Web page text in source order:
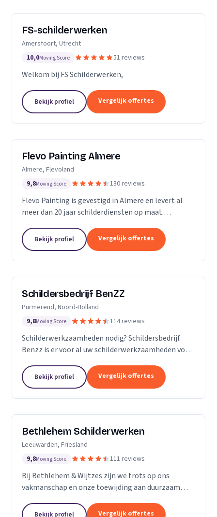
FS-schilderwerken
Amersfoort, Utrecht
10,0Moving Score 51 reviews
Welkom bij FS Schilderwerken,
Bekijk profiel Vergelijk offertes
Flevo Painting Almere
Almere, Flevoland
9,8Moving Score 130 reviews
Flevo Painting is gevestigd in Almere en levert al
meer dan 20 jaar schilderdiensten op maat.
provincie Flevoland, het Gooi, Amsterdam en
omstreken...
Bekijk profiel Vergelijk offertes
Schildersbedrijf BenZZ
Purmerend, Noord-Holland
9,8Moving Score 114 reviews
Schilderwerkzaamheden nodig? Schildersbedrijf
Benzz is er voor al uw schilderwerkzaamheden voor
Bekijk profiel Vergelijk offertes
Bethlehem Schilderwerken
Leeuwarden, Friesland
9,8Moving Score 111 reviews
Bij Bethlehem & Wijtzes zijn we trots op ons
vakmanschap en onze toewijding aan duurzaam
professionals, is voortdurend in ontwikkeling en
Bekijk profiel Vergelijk offertes